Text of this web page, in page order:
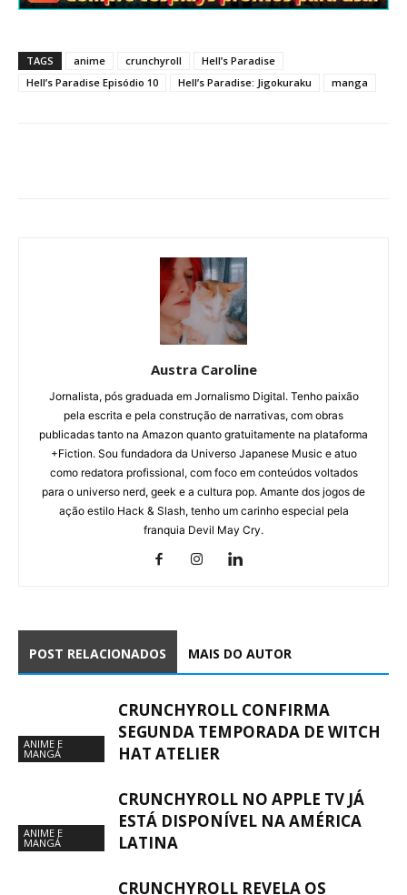
TAGS anime crunchyroll
Hell’s Paradise
Hell’s Paradise Episódio 10
Hell’s Paradise: Jigokuraku manga
Austra Caroline
Jornalista, pós graduada em Jornalismo Digital. Tenho paixão
pela escrita e pela construção de narrativas, com obras
publicadas tanto na Amazon quanto gratuitamente na plataforma
+Fiction. Sou fundadora da Universo Japanese Music e atuo
como redatora profissional, com foco em conteúdos voltados
para o universo nerd, geek e a cultura pop. Amante dos jogos de
ação estilo Hack & Slash, tenho um carinho especial pela
franquia Devil May Cry.
POST RELACIONADOS MAIS DO AUTOR
ANIME E
MANGÁ
CRUNCHYROLL CONFIRMA
SEGUNDA TEMPORADA DE WITCH
HAT ATELIER
ANIME E
MANGÁ
CRUNCHYROLL NO APPLE TV JÁ
ESTÁ DISPONÍVEL NA AMÉRICA
LATINA
CRUNCHYROLL REVELA OS